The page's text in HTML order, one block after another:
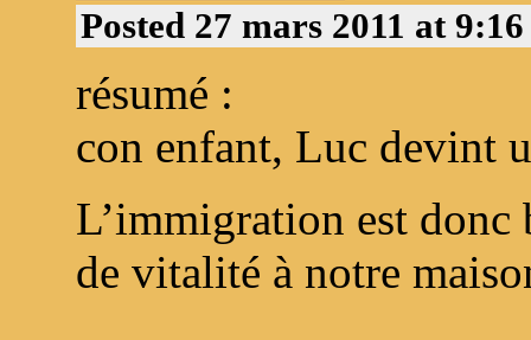
Posted 27 mars 2011 at
résumé :
con enfant, Luc devint
L’immigration est donc
de vitalité à notre